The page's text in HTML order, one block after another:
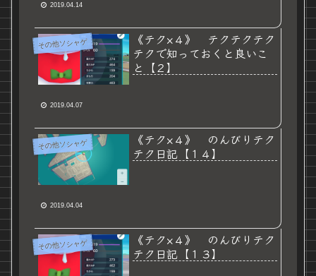
2019.04.14
その他ソシャゲ
《テク×４》 テクテクテク
テクで知っておくと良いこ
と【２】
2019.04.07
その他ソシャゲ
《テク×４》 のんびりテク
テク日記【１４】
2019.04.04
その他ソシャゲ
《テク×４》 のんびりテク
テク日記【１３】